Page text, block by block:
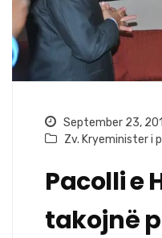
September 23,
Zv. Kryeminister i
Pacolli e
takojnë